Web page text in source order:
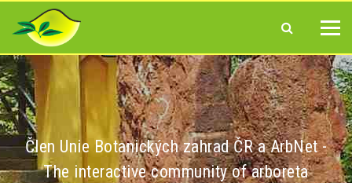
Člen Unie Botanických zahrad ČR a ArbNet -
The interactive community of arboreta